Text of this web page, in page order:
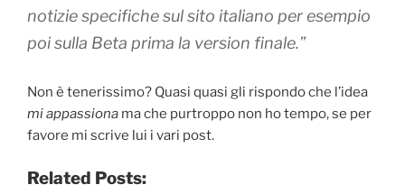
notizie specifiche sul sito italiano per esempio
poi sulla Beta prima la version finale.”
Non è tenerissimo? Quasi quasi gli rispondo che l’idea
mi appassiona ma che purtroppo non ho tempo, se per
favore mi scrive lui i vari post.
Related Posts: